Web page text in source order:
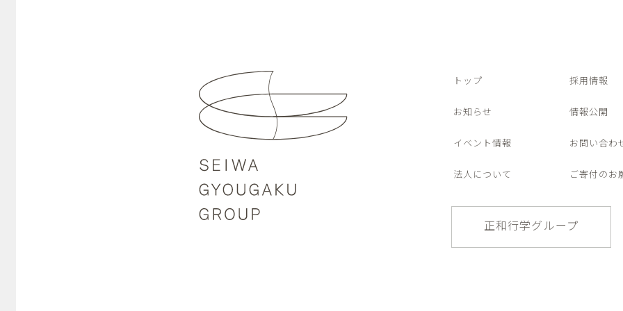
トップ
お知らせ
イベント情報
法人について
採用情報
情報公開
お問い合わ
ご寄付のお
正和行学グループ